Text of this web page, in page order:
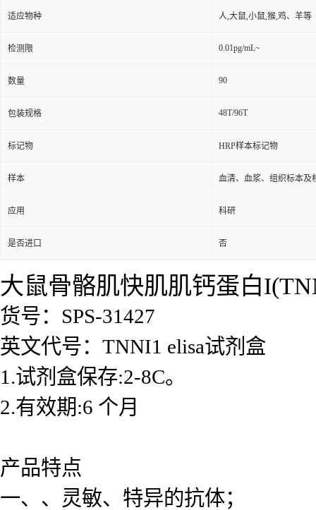
适应物种 人,大鼠,小鼠,猴,鸡、羊等
检测限 0.01pg/mL~
数量 90
包装规格 48T/96T
标记物 HRP样本标记物
样本 血清、血浆、组织标本及
应用 科研
是否进口 否
大鼠骨骼肌快肌肌钙蛋白
货号：SPS-31427
英文代号：TNNI1 elisa试剂盒
1.试剂盒保存:2-8C。
2.有效期:6 个月
产品特点
一、、灵敏、特异的抗体；